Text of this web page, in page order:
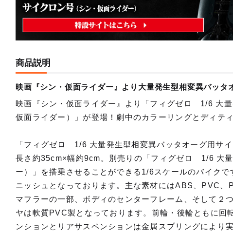
商品説明
映画『シン・仮面ライダー』より大量発生型相変異バッタ
映画『シン・仮面ライダー』より「フィグゼロ 1/6 大
仮面ライダー）」が登場！劇中のカラーリングとディテ
「フィグゼロ 1/6 大量発生型相変異バッタオーグ用サ
長さ約35cm×幅約9cm。別売りの「フィグゼロ 1/6 大
ー）」を搭乗させることができる1/6スケールのバイク
ニッシュとなっております。主な素材にはABS、PVC、
マフラーの一部、ボディのセンターフレーム、そして２
ヤは軟質PVC製となっております。前輪・後輪ともに回
ンションとリアサスペンションは金属スプリングにより